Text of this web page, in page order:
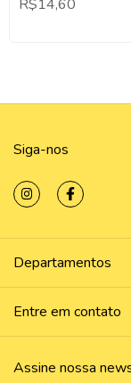
Lembrancinha
R$14,60
Siga-nos
Departamentos
Entre em contato
Assine nossa